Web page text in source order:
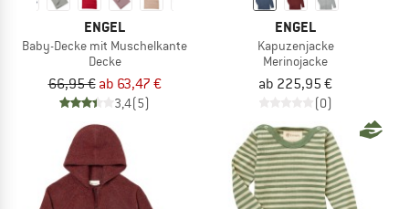
ENGEL
Baby-Decke mit Muschelkante
Decke
66,95 € ab 63,47 €
3,4(5)
ENGEL
Kapuzenjacke
Merinojacke
ab 225,95 €
(0)